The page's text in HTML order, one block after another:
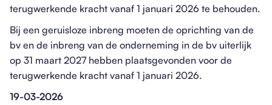
terugwerkende kracht vanaf 1 januari 2026 te behouden.
Bij een geruisloze inbreng moeten de oprichting van de
bv en de inbreng van de onderneming in de bv uiterlijk
op 31 maart 2027 hebben plaatsgevonden voor de
terugwerkende kracht vanaf 1 januari 2026.
19-03-2026